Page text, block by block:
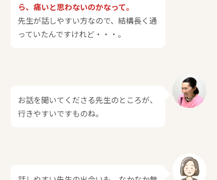
ら、痛いと思わないのかなって。
先生が話しやすい方なので、結構長く通
っていたんですけれど・・・。
お話を聞いてくださる先生のところが、
行きやすいですものね。